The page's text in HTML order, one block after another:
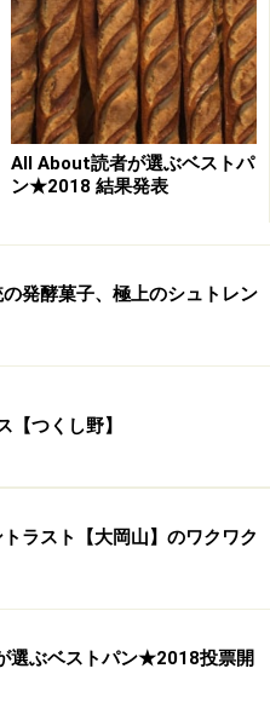
ュはその名もロマンチッ
ルディヴェール）。
が頬や耳を冷たくした時
現したのだそう。「見た
ですが、ナッツを噛んだ
中にも大地に息づく新し
と秀島さん。
ツ、ヘーゼルナッツ。ハ
、オレガノ、バジル、山
後味に効いてきます。五
す。
All About読者が選ぶベストパ
ン★2018 結果発表
発酵菓子、極上のシュトレン
【つくし野】
ラスト【大岡山】のワクワク
選ぶベストパン★2018投票開